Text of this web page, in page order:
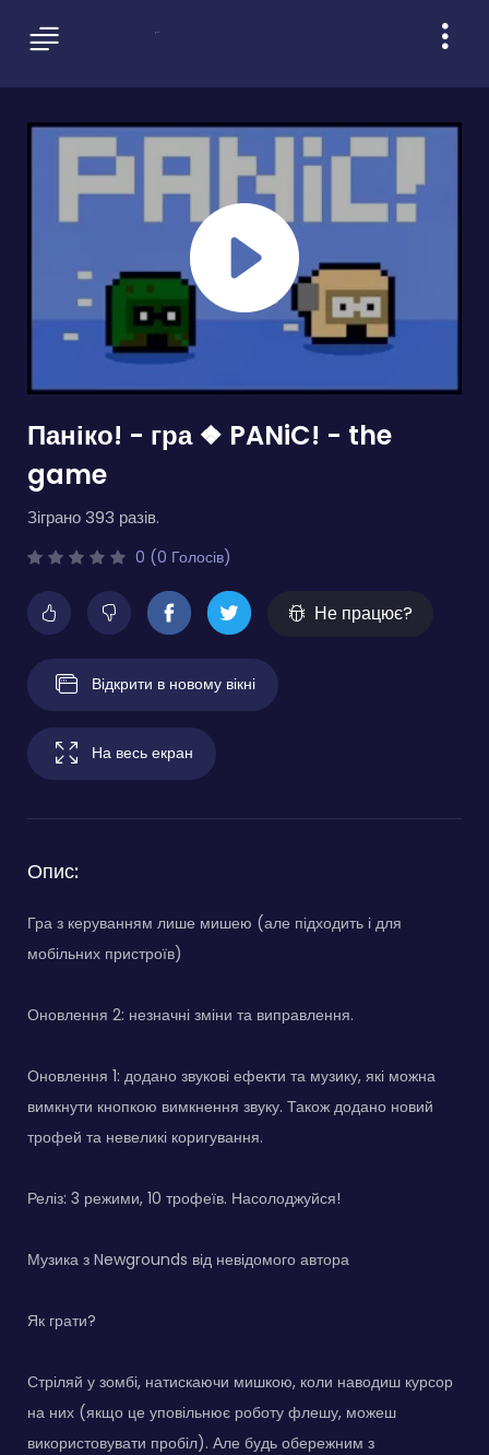
Паніко! - гра ❖ PANiC! - the
game
Зіграно 393 разів.
0 (0 Голосів)
Не працює?
Відкрити в новому вікні
На весь екран
Опис:
Гра з керуванням лише мишею (але підходить і для
мобільних пристроїв)
Оновлення 2: незначні зміни та виправлення.
Оновлення 1: додано звукові ефекти та музику, які можна
вимкнути кнопкою вимкнення звуку. Також додано новий
трофей та невеликі коригування.
Реліз: 3 режими, 10 трофеїв. Насолоджуйся!
Музика з Newgrounds від невідомого автора
Як грати?
Стріляй у зомбі, натискаючи мишкою, коли наводиш курсор
на них (якщо це уповільнює роботу флешу, можеш
використовувати пробіл). Але будь обережним з